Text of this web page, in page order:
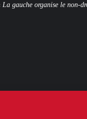
» [VOTRE AVIS]